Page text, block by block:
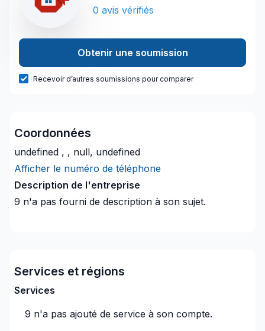
0 avis vérifiés
Obtenir une soumission
Recevoir d’autres soumissions pour comparer
Coordonnées
undefined , , null, undefined
Afficher le numéro de téléphone
Description de l'entreprise
9 n'a pas fourni de description à son sujet.
Services et régions
Services
9 n'a pas ajouté de service à son compte.